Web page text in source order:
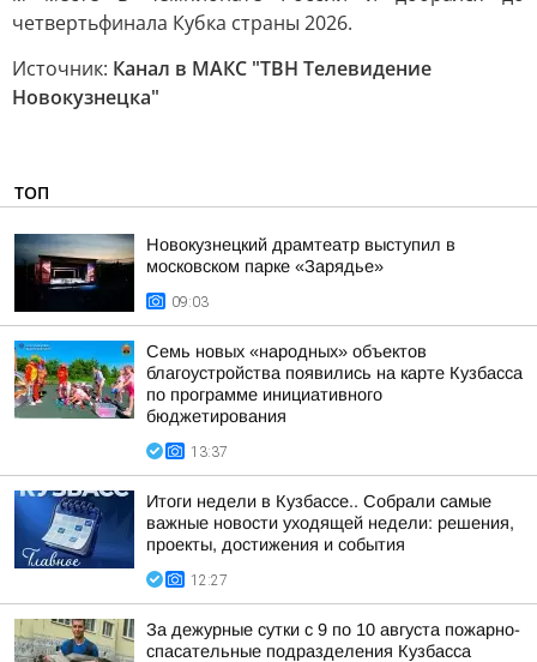
четвертьфинала Кубка страны 2026.
Источник: Канал в МАКС "ТВН Телевидение
Новокузнецка"
ТОП
Новокузнецкий драмтеатр выступил в
московском парке «Зарядье»
09:03
Семь новых «народных» объектов
благоустройства появились на карте Кузбасса
по программе инициативного
бюджетирования
13:37
Итоги недели в Кузбассе.. Собрали самые
важные новости уходящей недели: решения,
проекты, достижения и события
12:27
За дежурные сутки с 9 по 10 августа пожарно-
спасательные подразделения Кузбасса